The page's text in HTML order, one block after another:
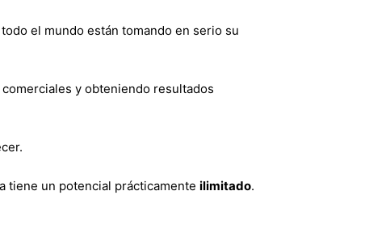
el mundo están tomando en serio su
y obteniendo resultados
tiene un potencial prácticamente ilimitado.